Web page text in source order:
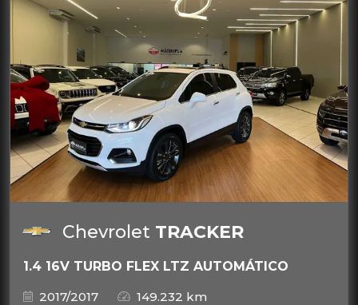
Chevrolet TRACKER
1.4 16V TURBO FLEX LTZ AUTOMÁTICO
2017/2017
149.232 km